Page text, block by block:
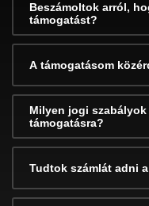
Beszámoltok arról,
támogatást?
A támogatásom
Milyen jogi
támogatásra?
Tudtok számlát adni